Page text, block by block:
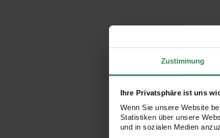
Zustimmung
Ihre Privatsphäre ist uns
Wenn Sie unsere Website
Statistiken über unsere
und in sozialen Medien